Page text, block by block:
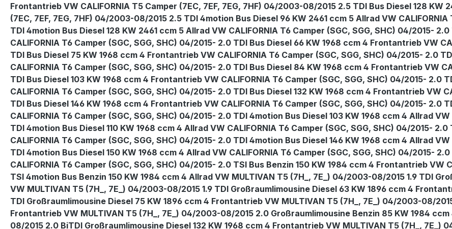
Frontantrieb VW CALIFORNIA T5 Camper (7EC, 7EF, 7EG, 7HF) 04/2003-08/2015 2.5 TDI Bus Diesel 128 KW
(7EC, 7EF, 7EG, 7HF) 04/2003-08/2015 2.5 TDI 4motion Bus Diesel 96 KW 2461 ccm 5 Allrad VW
TDI 4motion Bus Diesel 128 KW 2461 ccm 5 Allrad VW CALIFORNIA T6 Camper (SGC, SGG, SHC) 04/2015-
CALIFORNIA T6 Camper (SGC, SGG, SHC) 04/2015- 2.0 TDI Bus Diesel 66 KW 1968 ccm 4 Frontantrieb VW CALIFORNIA T6 Camper (SGC, SGG, SHC) 04/2015- 2.0 TDI Bus Diesel 75 KW 1968 ccm 4 Frontantrieb VW CALIFORNIA T6 Camper (SGC, SGG, SHC) 04/2015- 2.0 TDI Bus Diesel 81 KW 1968 ccm 4 Frontantrieb VW CALIFORNIA T6 Camper (SGC, SGG, SHC) 04/2015- 2.0 TDI Bus Diesel 84 KW 1968